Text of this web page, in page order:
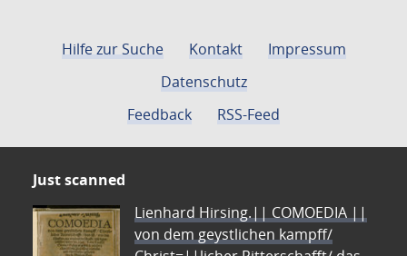
Hilfe zur Suche Kontakt
Impressum
Datenschutz
Feedback
RSS-Feed
Just scanned
Lienhard Hirsing.|| COMOEDIA ||
von dem geystlichen kampff/